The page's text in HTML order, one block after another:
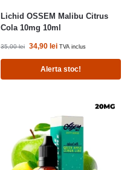
Lichid OSSEM Malibu Citrus
Cola 10mg 10ml
35,00lei 34,90 lei TVA inclus
Alerta stoc!